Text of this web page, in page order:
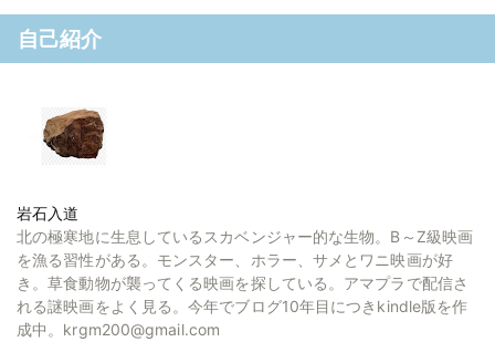
自己紹介
岩石入道
北の極寒地に生息しているスカベンジャー的な生物。B～Z級映画
を漁る習性がある。モンスター、ホラー、サメとワニ映画が好
き。草食動物が襲ってくる映画を探している。アマプラで配信さ
れる謎映画をよく見る。今年でブログ10年目につきkindle版を作
成中。krgm200@gmail.com